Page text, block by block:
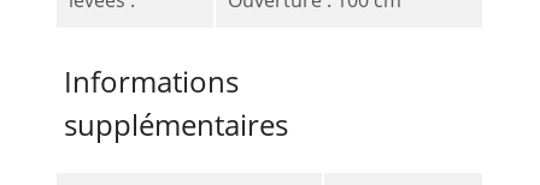
Informations
supplémentaires